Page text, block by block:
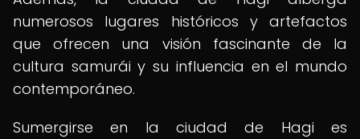
numerosos lugares históricos y artefactos
que ofrecen una visión fascinante de la
cultura samurái y su influencia en el mundo
contemporáneo.
Sumergirse en la ciudad de Hagi es